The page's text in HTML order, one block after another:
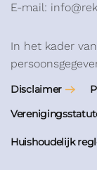
E-mail:
In het kader
Disclaimer
Huishoudelijk